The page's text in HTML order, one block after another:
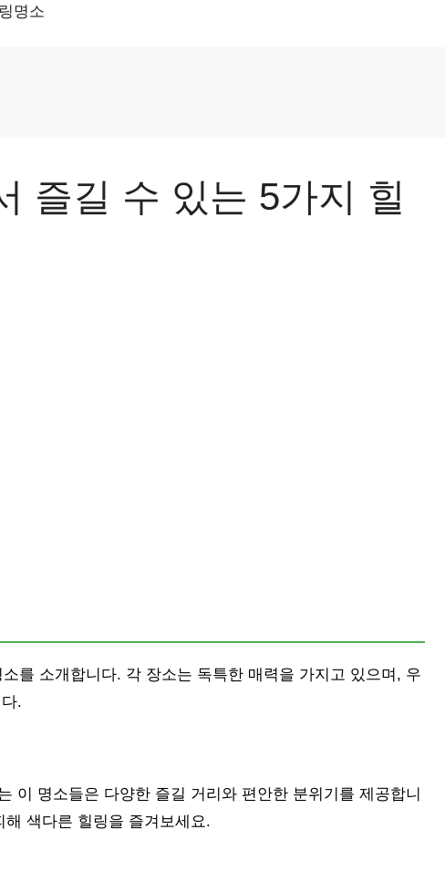
명소
즐길 수 있는 5가지 힐
를 소개합니다. 각 장소는 독특한 매력을 가지고 있으며, 우
.
이 명소들은 다양한 즐길 거리와 편안한 분위기를 제공합니
색다른 힐링을 즐겨보세요.